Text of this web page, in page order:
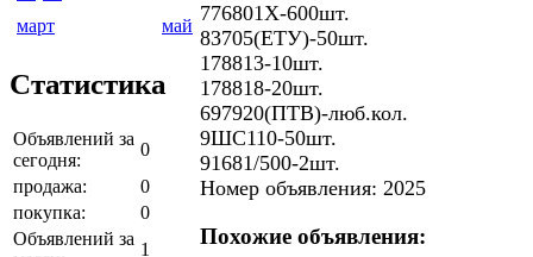
март
май
Статистика
Объявлений за
сегодня:
0
продажа:
0
покупка:
0
Объявлений за
1
776801Х-600шт.
83705(ЕТУ)-50шт.
178813-10шт.
178818-20шт.
697920(ПТВ)-люб.кол.
9ШС110-50шт.
91681/500-2шт.
Номер объявления: 2025
Похожие объявления: